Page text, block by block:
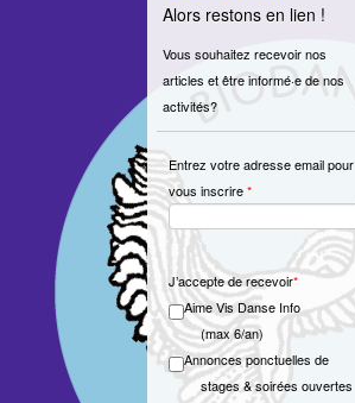
Alors restons en lien !
Vous souhaitez recevoir nos
articles et être informé·e de nos
activités?
Entrez votre adresse email pour
vous inscrire*
J’accepte de recevoir*
Aime Vis Danse Info
(max 6/an)
Annonces ponctuelles de
stages & soirées ouvertes